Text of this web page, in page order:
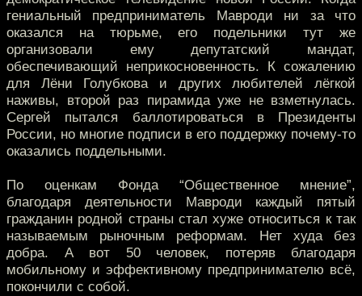
гениальный предприниматель Мавроди ни за что
оказался на тюрьме, его подельники тут же
организовали ему депутатский мандат,
обеспечивающий неприкосновенность. К сожалению
для Лёни Голубкова и других любителей лёгкой
наживы, второй раз пирамида уже не взметнулась.
Сергей пытался баллотироваться в Президенты
России, но многие подписи в его поддержку почему-то
оказались поддельными.
По оценкам Фонда “Общественное мнение”,
благодаря деятельности Мавроди каждый пятый
гражданин родной страны стал хуже относиться к так
называемым рыночным реформам. Нет худа без
добра. А вот 50 человек, потеряв благодаря
мобильному и эффективному предпринимателю всё,
покончили с собой.